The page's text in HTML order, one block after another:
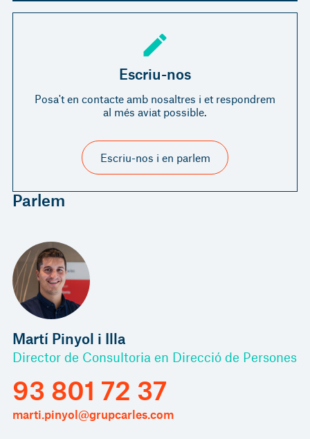
Escriu-nos
Posa't en contacte amb nosaltres i et respondrem
al més aviat possible.
Escriu-nos i en parlem
Parlem
Martí Pinyol i Illa
Director de Consultoria en Direcció de Persones
93 801 72 37
marti.pinyol@grupcarles.com